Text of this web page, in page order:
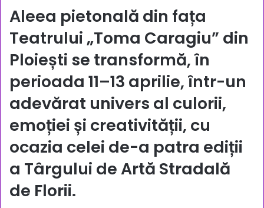
Aleea pietonală din fața
Teatrului „Toma Caragiu” din
Ploiești se transformă, în
perioada 11–13 aprilie, într-un
adevărat univers al culorii,
emoției și creativității, cu
ocazia celei de-a patra ediții
a Târgului de Artă Stradală
de Florii.